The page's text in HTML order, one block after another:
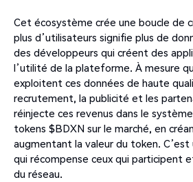
Cet écosystème crée une boucle de
plus d’utilisateurs signifie plus de
des développeurs qui créent des
l’utilité de la plateforme. À mesure
exploitent ces données de haute
recrutement, la publicité et les
réinjecte ces revenus dans le
tokens $BDXN sur le marché, en
augmentant la valeur du token.
qui récompense ceux qui participent
du réseau.